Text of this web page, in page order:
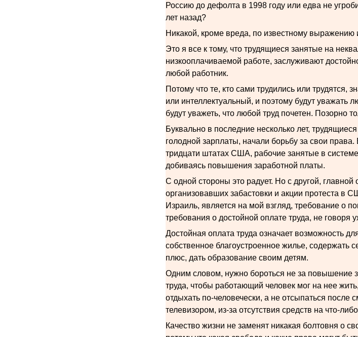
Россию до дефолта в 1998 году или едва не
лет назад?
Никакой, кроме вреда, по известному выражению
Это я все к тому, что трудящиеся занятые на
низкооплачиваемой работе, заслуживают
любой работник.
Потому что те, кто сами трудились или трудятся,
или интеллектуальный, и поэтому будут уважать
будут уважеть, что любой труд почетен. Позорно
Буквально в последние несколько лет,
голодной зарплаты, начали борьбу за свои
тридцати штатах США, рабочие занятые в
добиваясь повышения заработной платы.
С одной стороны это радует. Но с другой,
организовавших забастовки и акции протеста в
Израиль, является на мой взгляд, требование о
требования о достойной оплате труда, не говоря
Достойная оплата труда означает возможность
собственное благоустроенное жилье,
плюс, дать образование своим детям.
Одним словом, нужно бороться не за повышение
труда, чтобы работающий человек мог на нее
отдыхать по-человечески, а не отсыпаться
телевизором, из-за отсутствия средств на что-
Качество жизни не заменят никакая болтовня о